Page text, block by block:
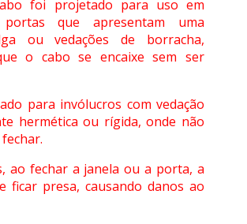
foi projetado para uso em
que apresentam uma
ou vedações de borracha,
o cabo se encaixe sem ser
para invólucros com vedação
hermética ou rígida, onde não
ao fechar a janela ou a porta, a
ficar presa, causando danos ao